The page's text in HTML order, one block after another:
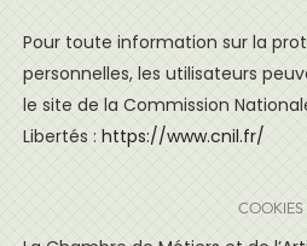
Pour toute information sur la
personnelles, les utilisateurs
le site de la Commission
Libertés :https://www.cnil.fr/
COOKIES